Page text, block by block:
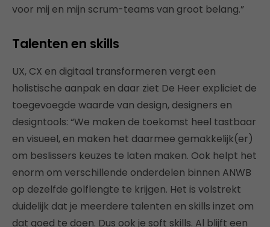
voor mij en mijn scrum-teams van groot belang.”
Talenten en skills
UX, CX en digitaal transformeren vergt een
holistische aanpak en daar ziet De Heer expliciet de
toegevoegde waarde van design, designers en
designtools: “We maken de toekomst heel tastbaar
en visueel, en maken het daarmee gemakkelijk(er)
om beslissers keuzes te laten maken. Ook helpt het
enorm om verschillende onderdelen binnen ANWB
op dezelfde golflengte te krijgen. Het is volstrekt
duidelijk dat je meerdere talenten en skills inzet om
dat goed te doen. Dus ook je soft skills. Al blijft een